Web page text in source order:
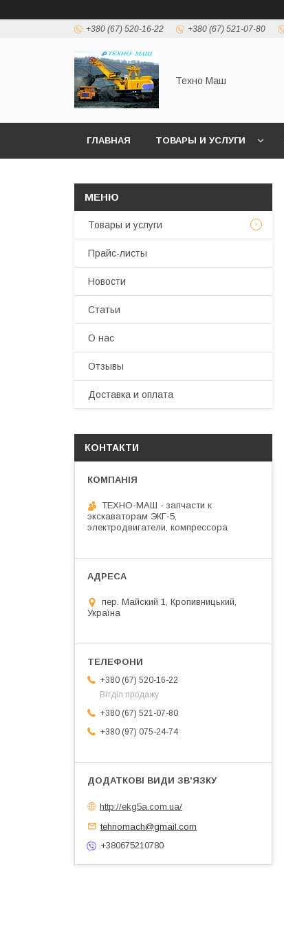
+380 (67) 520-16-22 +380 (67) 521-07-80
Техно Маш
ГЛАВНАЯ ТОВАРЫ И УСЛУГИ
Товары и услуги
Прайс-листы
Новости
Статьи
О нас
Отзывы
Доставка и оплата
КОНТАКТИ
ТЕХНО-МАШ - запчасти к
экскаваторам ЭКГ-5,
электродвигатели, компрессора
пер. Майский 1, Кропивницький,
Україна
+380 (67) 520-16-22
Вітділ продажу
+380 (67) 521-07-80
+380 (97) 075-24-74
http://ekg5a.com.ua/
tehnomach@gmail.com
+380675210780